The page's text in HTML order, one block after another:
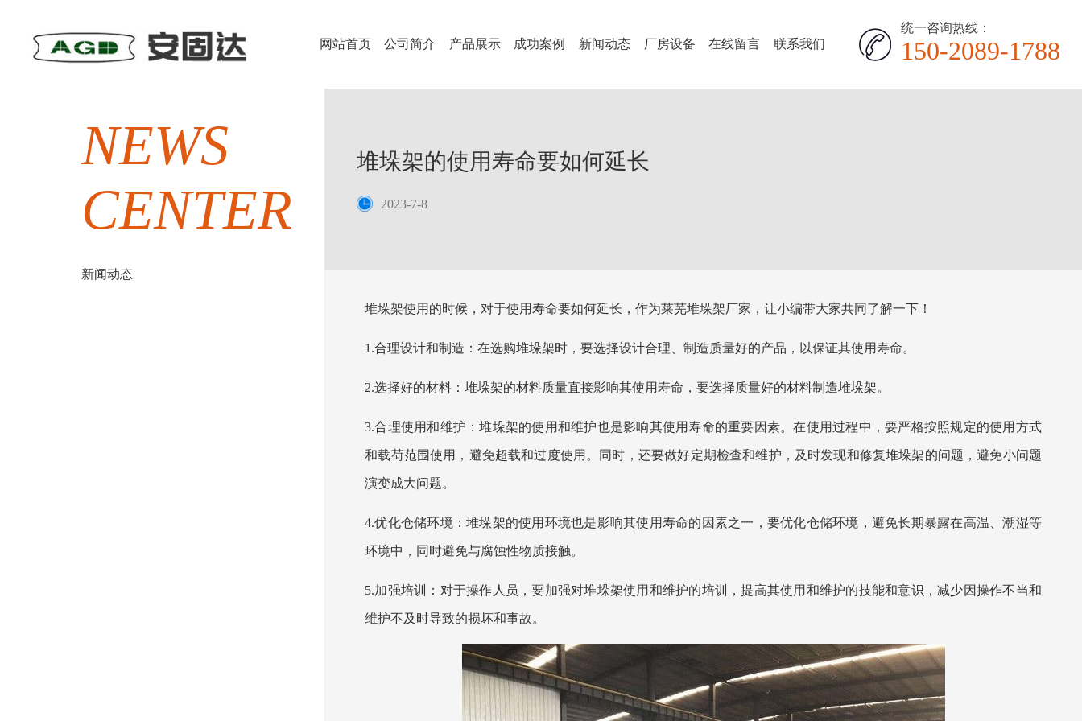
网站首页 公司简介 产品展示 成功案例 新闻动态 厂房设备 在线留言 联系我们
统一咨询热线：
150-2089-1788
NEWS
CENTER
新闻动态
堆垛架的使用寿命要如何延长
2023-7-8
堆垛架使用的时候，对于使用寿命要如何延长，作为莱芜堆垛架厂家，让小编带大家共同了解一下！
1.合理设计和制造：在选购堆垛架时，要选择设计合理、制造质量好的产品，以保证其使用寿命。
2.选择好的材料：堆垛架的材料质量直接影响其使用寿命，要选择质量好的材料制造堆垛架。
3.合理使用和维护：堆垛架的使用和维护也是影响其使用寿命的重要因素。在使用过程中，要严格按照规定的使用方式
和载荷范围使用，避免超载和过度使用。同时，还要做好定期检查和维护，及时发现和修复堆垛架的问题，避免小问题
演变成大问题。
4.优化仓储环境：堆垛架的使用环境也是影响其使用寿命的因素之一，要优化仓储环境，避免长期暴露在高温、潮湿等
环境中，同时避免与腐蚀性物质接触。
5.加强培训：对于操作人员，要加强对堆垛架使用和维护的培训，提高其使用和维护的技能和意识，减少因操作不当和
维护不及时导致的损坏和事故。